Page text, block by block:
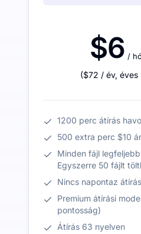
$6 /
($72 / év, éves
1200 perc átírás
500 extra perc $10
Minden fájl
Egyszerre 50 fájlt
Nincs napontaz
Premium átírási
pontosság)
Átírás 63 nyelven